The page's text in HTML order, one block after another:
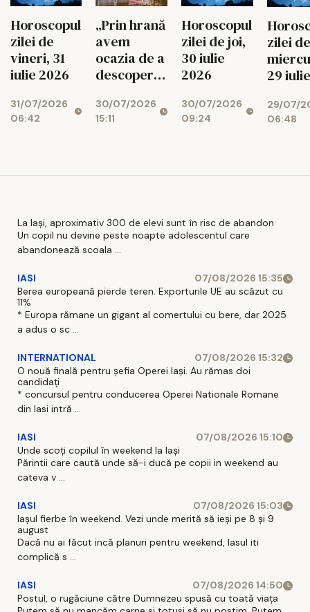
Horoscopul
zilei de
vineri, 31
iulie 2026
31/07/2026
06:42
„Prin hrană
avem
ocazia de a
descoperi
Bunul
Dumnezeu”
30/07/2026
15:11
Horoscopul
zilei de joi,
30 iulie
2026
30/07/2026
09:24
zilei de
29 iulie
29/07/
06:48
La Iași, aproximativ 300 de elevi sunt în risc de abandon
Un copil nu devine peste noapte adolescentul care
abandonează scoala ...
IASI
07/08/2026 15:35
Berea europeană pierde teren. Exporturile UE au scăzut cu
11%
* Europa rămane un gigant al comertului cu bere, dar 2025
a adus o sc ...
INTERNATIONAL
07/08/2026 15:32
O nouă finală pentru șefia Operei Iași. Au rămas doi
candidați
* concursul pentru conducerea Operei Nationale Romane
din Iasi intră ...
IASI
07/08/2026 15:10
Unde scoți copilul în weekend la Iași
Părintii care caută unde să-i ducă pe copii in weekend au
cateva v ...
IASI
07/08/2026 15:03
Iașul fierbe în weekend. Vezi unde merită să ieși pe 8 și 9
august
Dacă nu ai făcut incă planuri pentru weekend, Iasul iti
complică s ...
IASI
07/08/2026 14:50
Postul, o rugăciune către Dumnezeu spusă cu toată viața